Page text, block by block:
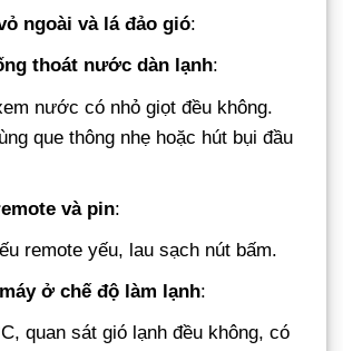
ngoài và lá đảo gió:
thoát nước dàn lạnh:
nước có nhỏ giọt đều không.
que thông nhẹ hoặc hút bụi đầu
và pin:
remote yếu, lau sạch nút bấm.
ở chế độ làm lạnh:
quan sát gió lạnh đều không, có